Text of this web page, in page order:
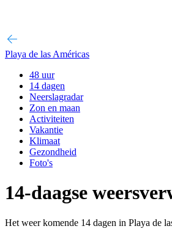
Playa de las Américas
48 uur
14 dagen
Neerslagradar
Zon en maan
Activiteiten
Vakantie
Klimaat
Gezondheid
Foto's
14-daagse
Het weer komende 14 dagen in Playa de